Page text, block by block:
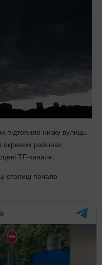
підтопило низку вулиць.
окремих районах
ТГ-канали.
столиці почало